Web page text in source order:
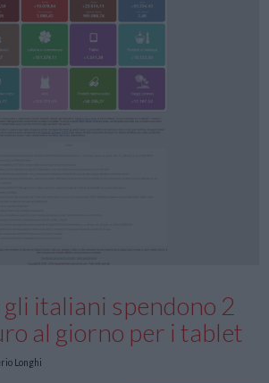
italiani spendono 2
al giorno per i tablet
Longhi